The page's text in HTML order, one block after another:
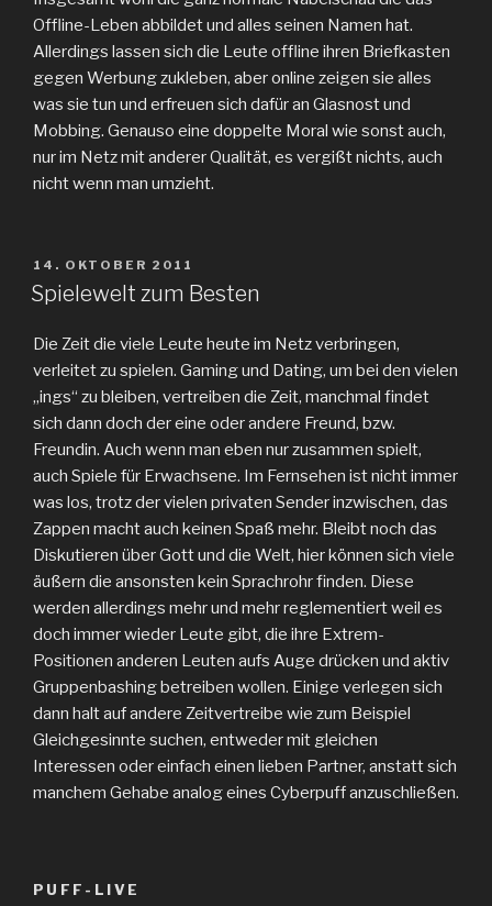
Offline-Leben abbildet und alles seinen Namen hat.
Allerdings lassen sich die Leute offline ihren Briefkasten
gegen Werbung zukleben, aber online zeigen sie alles
was sie tun und erfreuen sich dafür an Glasnost und
Mobbing. Genauso eine doppelte Moral wie sonst auch,
nur im Netz mit anderer Qualität, es vergißt nichts, auch
nicht wenn man umzieht.
VERÖFFENTLICHT
AM
14. OKTOBER 2011
Spielewelt zum Besten
Die Zeit die viele Leute heute im Netz verbringen,
verleitet zu spielen. Gaming und Dating, um bei den vielen
„ings“ zu bleiben, vertreiben die Zeit, manchmal findet
sich dann doch der eine oder andere Freund, bzw.
Freundin. Auch wenn man eben nur zusammen spielt,
auch Spiele für Erwachsene. Im Fernsehen ist nicht immer
was los, trotz der vielen privaten Sender inzwischen, das
Zappen macht auch keinen Spaß mehr. Bleibt noch das
Diskutieren über Gott und die Welt, hier können sich viele
äußern die ansonsten kein Sprachrohr finden. Diese
werden allerdings mehr und mehr reglementiert weil es
doch immer wieder Leute gibt, die ihre Extrem-
Positionen anderen Leuten aufs Auge drücken und aktiv
Gruppenbashing betreiben wollen. Einige verlegen sich
dann halt auf andere Zeitvertreibe wie zum Beispiel
Gleichgesinnte suchen, entweder mit gleichen
Interessen oder einfach einen lieben Partner, anstatt sich
manchem Gehabe analog eines Cyberpuff anzuschließen.
PUFF-LIVE